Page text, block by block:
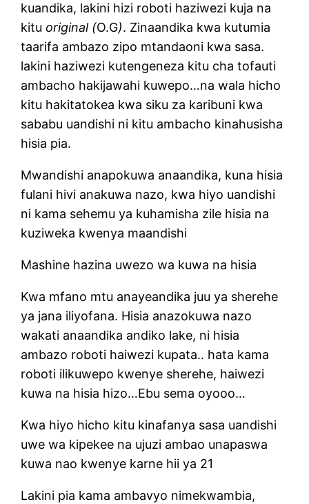
kuandika, lakini hizi roboti haziwezi kuja na
kitu original (O.G). Zinaandika kwa kutumia
taarifa ambazo zipo mtandaoni kwa sasa.
lakini haziwezi kutengeneza kitu cha tofauti
ambacho hakijawahi kuwepo…na wala hicho
kitu hakitatokea kwa siku za karibuni kwa
sababu uandishi ni kitu ambacho kinahusisha
hisia pia.
Mwandishi anapokuwa anaandika, kuna hisia
fulani hivi anakuwa nazo, kwa hiyo uandishi
ni kama sehemu ya kuhamisha zile hisia na
kuziweka kwenya maandishi
Mashine hazina uwezo wa kuwa na hisia
Kwa mfano mtu anayeandika juu ya sherehe
ya jana iliyofana. Hisia anazokuwa nazo
wakati anaandika andiko lake, ni hisia
ambazo roboti haiwezi kupata.. hata kama
roboti ilikuwepo kwenye sherehe, haiwezi
kuwa na hisia hizo…Ebu sema oyooo…
Kwa hiyo hicho kitu kinafanya sasa uandishi
uwe wa kipekee na ujuzi ambao unapaswa
kuwa nao kwenye karne hii ya 21
Lakini pia kama ambavyo nimekwambia,